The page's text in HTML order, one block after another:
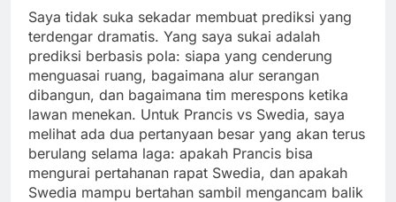
Saya tidak suka sekadar membuat prediksi yang
terdengar dramatis. Yang saya sukai adalah
prediksi berbasis pola: siapa yang cenderung
menguasai ruang, bagaimana alur serangan
dibangun, dan bagaimana tim merespons ketika
lawan menekan. Untuk Prancis vs Swedia, saya
melihat ada dua pertanyaan besar yang akan terus
berulang selama laga: apakah Prancis bisa
mengurai pertahanan rapat Swedia, dan apakah
Swedia mampu bertahan sambil mengancam balik